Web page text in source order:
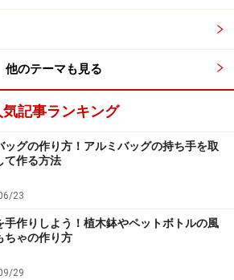
てまつりなどの目立たないまつり
他のテーマも見る
気記事ランキング
ッグの作り方！アルミバッグの持ち手を取
て作る方法
23
手作りしよう！植木鉢やペットボトルの風
ちゃの作り方
29